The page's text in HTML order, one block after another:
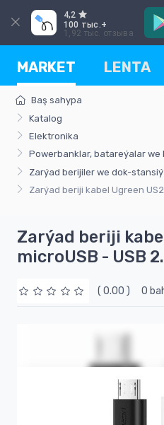
4,2
100 тыс.+
1,92 тыс. отзыва
MARKET LENTA
Baş sahypa
Katalog
Elektronika
Powerbanklar, batareýalar we
Zarýad berijiler we dok-
Zarýad beriji kabel Ugreen
Zarýad beriji
microUSB - USB
( 0.00 ) 0